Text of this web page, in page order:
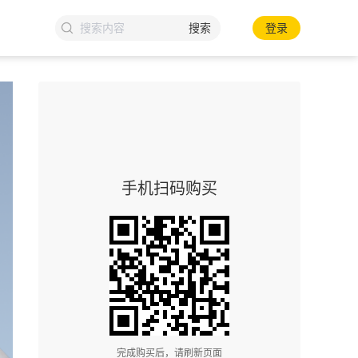
搜索 登录
手机扫码购买
完成购买后，请刷新页面